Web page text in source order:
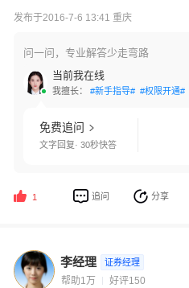
发布于2016-7-6 13:41 重庆
问一问，专业解答少走弯路
当前我在线
我擅长： #新手指导# #权限开通#
免费追问
文字回复· 30秒快答
1 追问 分享
李经理 证券经理
帮助1万 好评150